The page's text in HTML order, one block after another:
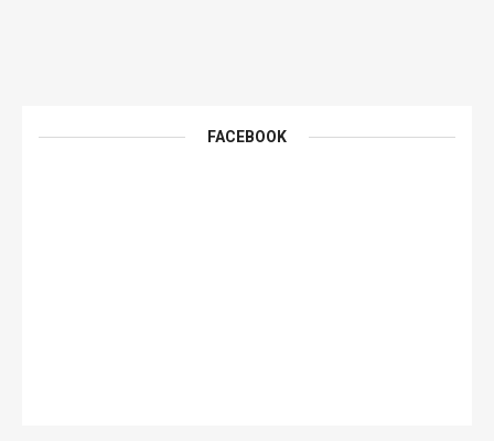
FACEBOOK